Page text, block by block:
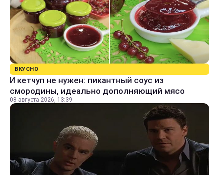
ВКУСНО
И кетчуп не нужен: пикантный соус из
смородины, идеально дополняющий мясо
08 августа 2026, 13:39